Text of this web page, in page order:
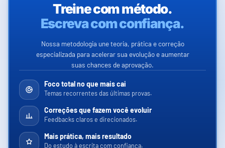
Treine com método.
Escreva com confiança.
Nossa metodologia une teoria, prática e correção
especializada para acelerar sua evolução e aumentar
suas chances de aprovação.
Foco total no que mais cai
Temas recorrentes das últimas provas.
Correções que fazem você evoluir
Feedbacks claros e direcionados.
Mais prática, mais resultado
Do estudo à escrita com confiança.